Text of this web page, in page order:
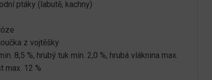
ptáky (labutě, kachny)
z vojtěšky
8,5 %, hrubý tuk min. 2,0 %, hrubá vláknina max.
max. 12 %